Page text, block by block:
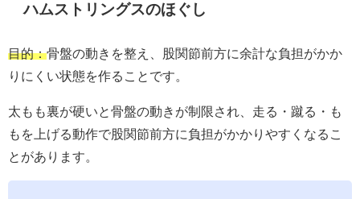
ハムストリングスのほぐし
目的：骨盤の動きを整え、股関節前方に余計な負担がかか
りにくい状態を作ることです。
太もも裏が硬いと骨盤の動きが制限され、走る・蹴る・も
もを上げる動作で股関節前方に負担がかかりやすくなるこ
とがあります。